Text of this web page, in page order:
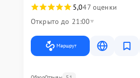
5,047 оценки
Открыто до 21:00
Маршрут